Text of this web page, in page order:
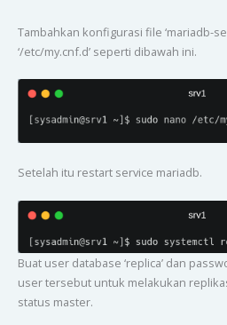
Tambahkan konfigurasi file ‘mariadb-
‘/etc/my.cnf.d’ seperti dibawah ini.
Setelah itu restart service mariadb.
Buat user database ‘replica’ dan
user tersebut untuk melakukan
status master.